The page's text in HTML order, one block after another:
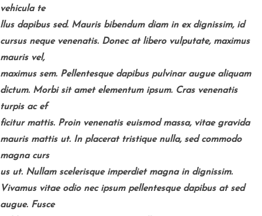
vehicula te
llus dapibus sed. Mauris bibendum diam in ex dignissim, id
cursus neque venenatis. Donec at libero vulputate, maximus
mauris vel,
maximus sem. Pellentesque dapibus pulvinar augue aliquam
dictum. Morbi sit amet elementum ipsum. Cras venenatis
turpis ac ef
ficitur mattis. Proin venenatis euismod massa, vitae gravida
mauris mattis ut. In placerat tristique nulla, sed commodo
magna curs
us ut. Nullam scelerisque imperdiet magna in dignissim.
Vivamus vitae odio nec ipsum pellentesque dapibus at sed
augue. Fusce